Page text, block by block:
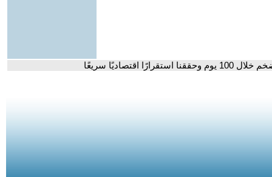
سريعًا